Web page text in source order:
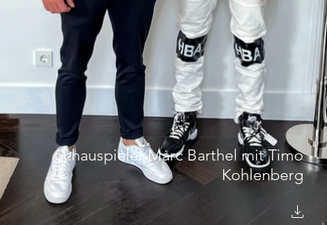
Schauspieler Marc Barthel mit Timo
Kohlenberg